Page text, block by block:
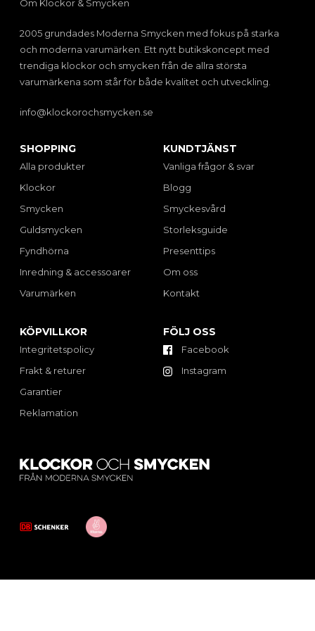
Om Klockor & Smycken
2005 grundades Moderna Smycken med fokus på starka
och moderna varumärken. Ett nytt butikskoncept med
trendiga klockor och smycken från de allra största
varumärkena som står för både kvalitet och utveckling.
info@klockorochsmycken.se
SHOPPING
Alla produkter
Klockor
Smycken
Guldsmycken
Fyndhörna
Inredning & accessoarer
Varumärken
KUNDTJÄNST
Vanliga frågor & svar
Blogg
Smyckesvård
Storleksguide
Presenttips
Om oss
Kontakt
KÖPVILLKOR
Integritetspolicy
Frakt & returer
Garantier
Reklamation
FÖLJ OSS
Facebook
Instagram